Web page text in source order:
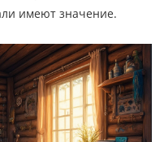
имеют значение.